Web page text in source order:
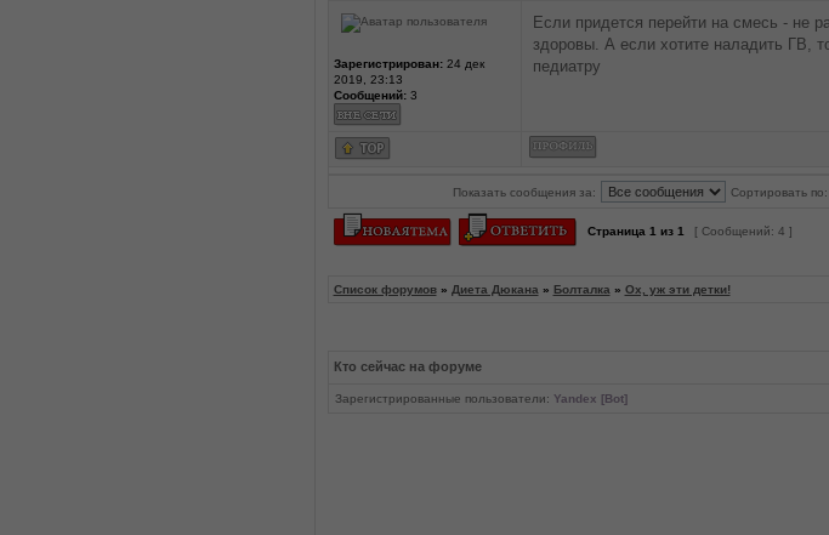
Зарегистрирован:24 дек
2019, 23:13
Сообщений:3
Если придется перейти на смесь - не
здоровы. А если хотите наладить ГВ,
педиатру
Показать сообщения за: Сортировать по:
Страница 1 из 1 [ Сообщений: 4 ]
Список форумов» Диета Дюкана » Болталка » Ох, уж эти детки!
Кто сейчас на форуме
Зарегистрированные пользователи: Yandex [Bot]